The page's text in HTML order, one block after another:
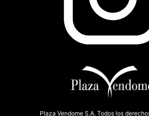
Plaza Vendome S.A. Todos los